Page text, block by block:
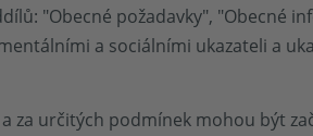
"Obecné požadavky", "Obecné
a sociálními ukazateli a
za určitých podmínek mohou být